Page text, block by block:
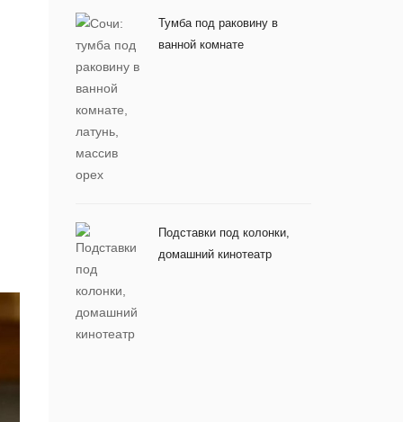
Тумба под раковину в
ванной комнате
Подставки под колонки,
домашний кинотеатр